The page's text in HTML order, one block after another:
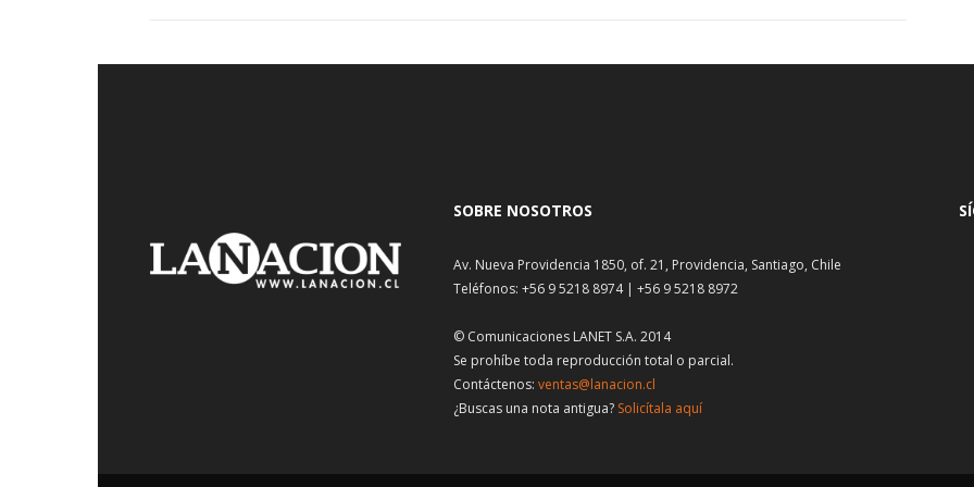
SOBRE NOSOTROS
Av. Nueva Providencia 1850, of. 21, Providencia, Santiago, Chile
Teléfonos: +56 9 5218 8974 | +56 9 5218 8972
© Comunicaciones LANET S.A. 2014
Se prohíbe toda reproducción total o parcial.
Contáctenos: ventas@lanacion.cl
¿Buscas una nota antigua? Solicítala aquí